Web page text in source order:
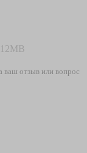
ваш отзыв или вопрос